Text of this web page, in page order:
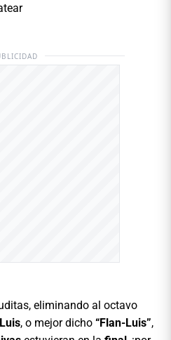
eliminando al octavo
, o mejor dicho “Flan-Luis”,